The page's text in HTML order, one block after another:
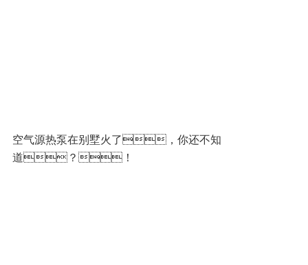
空气源热泵在别墅火了，你还不知
道？！